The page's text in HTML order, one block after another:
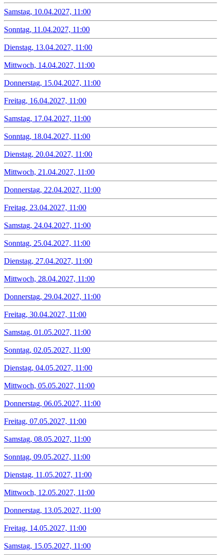
Samstag, 10.04.2027, 11:00
Sonntag, 11.04.2027, 11:00
Dienstag, 13.04.2027, 11:00
Mittwoch, 14.04.2027, 11:00
Donnerstag, 15.04.2027, 11:00
Freitag, 16.04.2027, 11:00
Samstag, 17.04.2027, 11:00
Sonntag, 18.04.2027, 11:00
Dienstag, 20.04.2027, 11:00
Mittwoch, 21.04.2027, 11:00
Donnerstag, 22.04.2027, 11:00
Freitag, 23.04.2027, 11:00
Samstag, 24.04.2027, 11:00
Sonntag, 25.04.2027, 11:00
Dienstag, 27.04.2027, 11:00
Mittwoch, 28.04.2027, 11:00
Donnerstag, 29.04.2027, 11:00
Freitag, 30.04.2027, 11:00
Samstag, 01.05.2027, 11:00
Sonntag, 02.05.2027, 11:00
Dienstag, 04.05.2027, 11:00
Mittwoch, 05.05.2027, 11:00
Donnerstag, 06.05.2027, 11:00
Freitag, 07.05.2027, 11:00
Samstag, 08.05.2027, 11:00
Sonntag, 09.05.2027, 11:00
Dienstag, 11.05.2027, 11:00
Mittwoch, 12.05.2027, 11:00
Donnerstag, 13.05.2027, 11:00
Freitag, 14.05.2027, 11:00
Samstag, 15.05.2027, 11:00